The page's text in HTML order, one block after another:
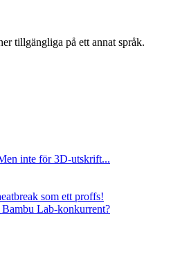
tillgängliga på ett annat språk.
inte för 3D-utskrift...
som ett proffs!
Lab-konkurrent?